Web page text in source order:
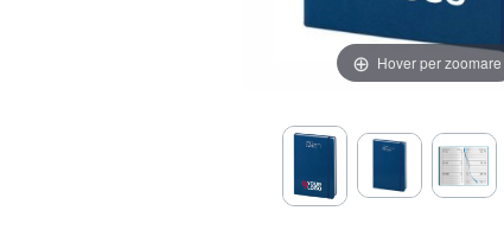
Hover per zoomare